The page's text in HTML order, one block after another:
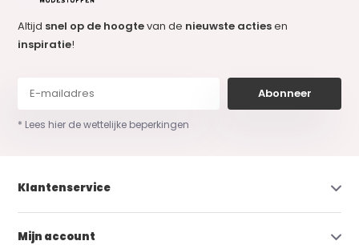
Altijd snel op de hoogtevan de nieuwste actiesen
inspiratie!
Abonneer
* Lees hier de wettelijke beperkingen
Klantenservice
Mijn account